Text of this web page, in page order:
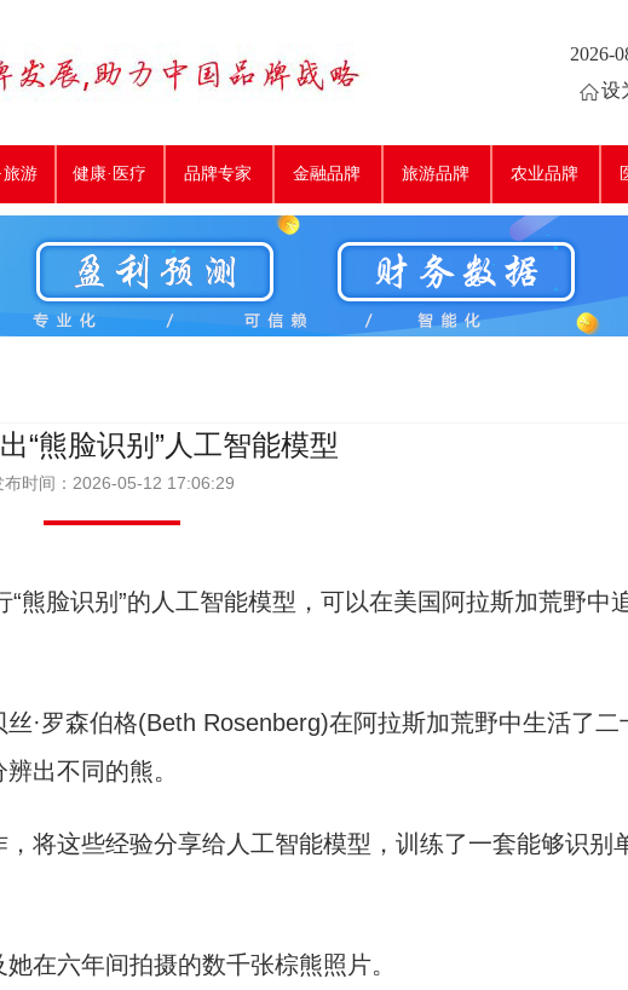
2026-
设
旅游 健康·医疗 品牌专家 金融品牌 旅游品牌 农业品牌
“熊脸识别”人工智能模型
布时间：2026-05-12 17:06:29
脸识别”的人工智能模型，可以在美国阿拉斯加荒野中
罗森伯格(Beth Rosenberg)在阿拉斯加荒野中生活了二
出不同的熊。
这些经验分享给人工智能模型，训练了一套能够识别
六年间拍摄的数千张棕熊照片。